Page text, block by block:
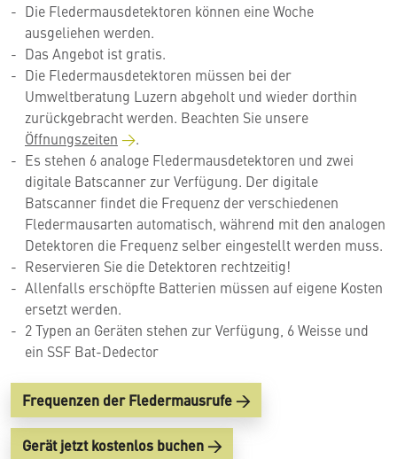
Die Fledermausdetektoren können eine Woche
ausgeliehen werden.
Das Angebot ist gratis.
Die Fledermausdetektoren müssen bei der
Umweltberatung Luzern abgeholt und wieder dorthin
zurückgebracht werden. Beachten Sie unsere
Öffnungszeiten
.
Es stehen 6 analoge Fledermausdetektoren und zwei
digitale Batscanner zur Verfügung. Der digitale
Batscanner findet die Frequenz der verschiedenen
Fledermausarten automatisch, während mit den analogen
Detektoren die Frequenz selber eingestellt werden muss.
Reservieren Sie die Detektoren rechtzeitig!
Allenfalls erschöpfte Batterien müssen auf eigene Kosten
ersetzt werden.
2 Typen an Geräten stehen zur Verfügung, 6 Weisse und
ein SSF Bat-Dedector
Frequenzen der Fledermausrufe
Gerät jetzt kostenlos buchen